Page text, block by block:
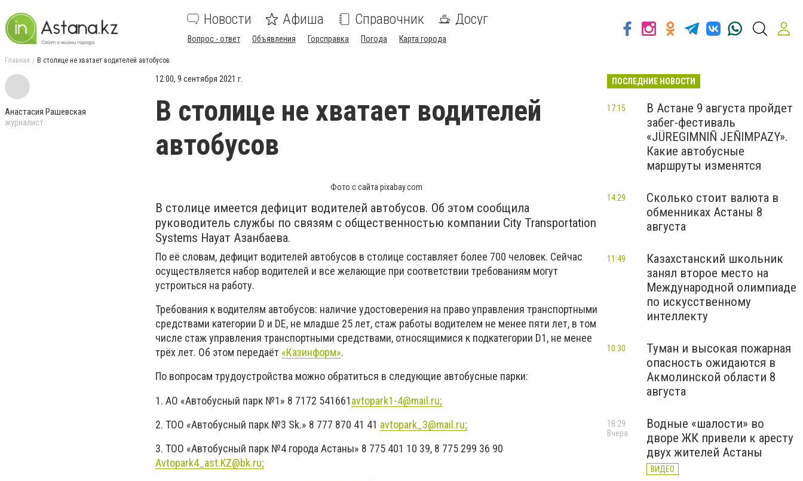
Новости Афиша Справочник Досуг
Вопрос - ответ Объявления Горсправка Погода Карта города
Главная В столице не хватает водителей автобусов
Анастасия Рашевская
журналист
12:00, 9 сентября 2021 г.
В столице не хватает водителей
автобусов
Фото с сайта pixabay.com
В столице имеется дефицит водителей автобусов. Об этом сообщила
руководитель службы по связям с общественностью компании City Transportation
Systems Науат Азанбаева.
По её словам, дефицит водителей автобусов в столице составляет более 700 человек. Сейчас
осуществляется набор водителей и все желающие при соответствии требованиям могут
устроиться на работу.
Требования к водителям автобусов: наличие удостоверения на право управления транспортными
средствами категории D и DE, не младше 25 лет, стаж работы водителем не менее пяти лет, в том
числе стаж управления транспортными средствами, относящимися к подкатегории D1, не менее
трёх лет. Об этом передаёт «Казинформ».
По вопросам трудоустройства можно обратиться в следующие автобусные парки:
1. АО «Автобусный парк №1» 8 7172 541661avtopark1-4@mail.ru;
2. ТОО «Автобусный парк №3 Sk.» 8 777 870 41 41 avtopark_3@mail.ru;
3. ТОО «Автобусный парк №4 города Астаны» 8 775 401 10 39, 8 775 299 36 90
Avtopark4_ast.KZ@bk.ru;
ПОСЛЕДНИЕ НОВОСТИ
В Астане 9 августа пройдет
забег-фестиваль
«JÜREGIMNIÑ JEÑIMPAZY».
Какие автобусные
маршруты изменятся
17:15
Сколько стоит валюта в
обменниках Астаны 8
августа
14:29
Казахстанский школьник
занял второе место на
Международной олимпиаде
по искусственному
интеллекту
11:49
Туман и высокая пожарная
опасность ожидаются в
Акмолинской области 8
августа
10:30
Водные «шалости» во
дворе ЖК привели к аресту
двух жителей Астаны
ВИДЕО
18:29
Вчера